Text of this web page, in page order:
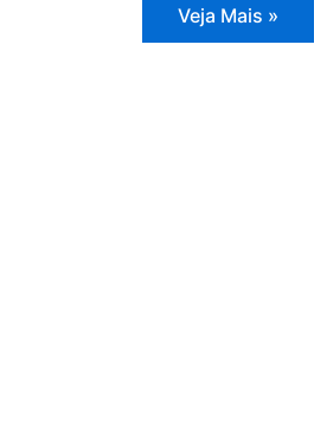
Assistência
Técnica
Veja Mais »